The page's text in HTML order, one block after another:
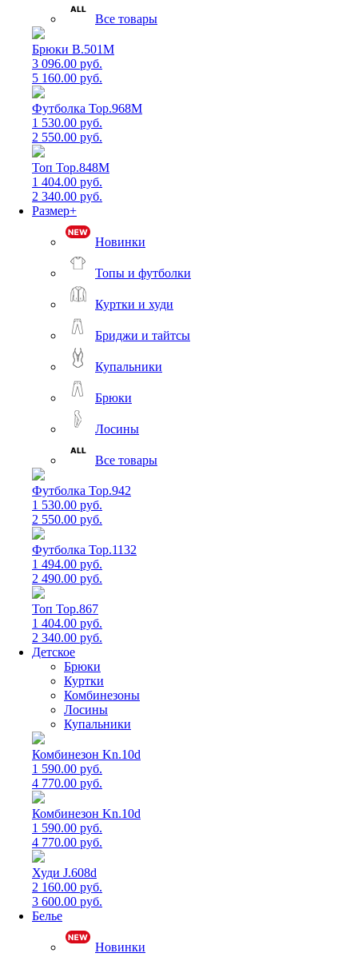
Все товары
Брюки B.501M
3 096.00 руб.
5 160.00 руб.
Футболка Top.968M
1 530.00 руб.
2 550.00 руб.
Топ Top.848M
1 404.00 руб.
2 340.00 руб.
Размер+
Новинки
Топы и футболки
Куртки и худи
Бриджи и тайтсы
Купальники
Брюки
Лосины
Все товары
Футболка Top.942
1 530.00 руб.
2 550.00 руб.
Футболка Top.1132
1 494.00 руб.
2 490.00 руб.
Топ Top.867
1 404.00 руб.
2 340.00 руб.
Детское
Брюки
Куртки
Комбинезоны
Лосины
Купальники
Комбинезон Kn.10d
1 590.00 руб.
4 770.00 руб.
Комбинезон Kn.10d
1 590.00 руб.
4 770.00 руб.
Худи J.608d
2 160.00 руб.
3 600.00 руб.
Белье
Новинки